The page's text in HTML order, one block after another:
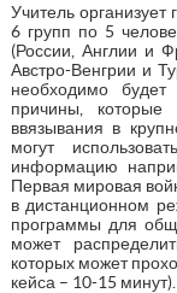
Учитель организует
6 групп по 5
(России, Англии и
Австро-Венгрии и
необходимо будет
причины,
ввязывания в
могут
информацию
Первая мировая
в дистанционном
программы для
может
которых может
кейса – 10-15 минут).